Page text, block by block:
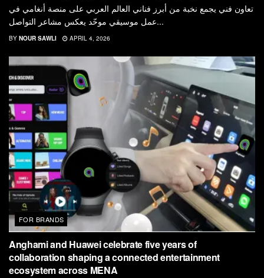
تعاون فني يجمع نخبة من أبرز فناني العالم العربي على منصة أنغامي في
عمل موسيقي موحّد يعكس مشاعر التواصل...
BY NOUR SAWLI APRIL 4, 2026
FOR BRANDS
Anghami and Huawei celebrate five years of
collaboration shaping a connected entertainment
ecosystem across MENA